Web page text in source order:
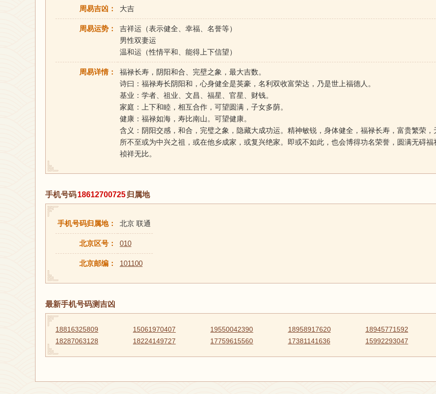
周易吉凶： 大吉
周易运势：
吉祥运（表示健全、幸福、名誉等）
男性双妻运
温和运（性情平和、能得上下信望）
周易详情：
福禄长寿，阴阳和合、完壁之象，最大吉数。
诗曰：福禄寿长阴阳和，心身健全是英豪，名利双收富荣达，乃是世上福德人。
基业：学者、祖业、文昌、福星、官星、财钱。
家庭：上下和睦，相互合作，可望圆满，子女多荫。
健康：福禄如海，寿比南山。可望健康。
含义：阴阳交感，和合，完璧之象，隐藏大成功运。精神敏锐，身体健全，福禄长寿，富贵繁荣，
所不至或为中兴之祖，或在他乡成家，或复兴绝家。即或不如此，也会博得功名荣誉，圆满无碍福
祯祥无比。
手机号码18612700725归属地
手机号码归属地： 北京 联通
北京区号： 010
北京邮编： 101100
最新手机号码测吉凶
18816325809 15061970407 19550042390 18958917620
18945771592
18287063128
18224149727 17759615560 17381141636 15992293047